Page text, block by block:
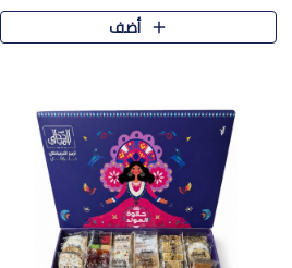
قطعة من تشكيلة استثن..
أضف